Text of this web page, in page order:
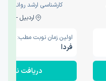
کارشناسی ارشد
اردبیل - والی
اولین زمان نوبت مطب:
فردا
دریافت نوبت